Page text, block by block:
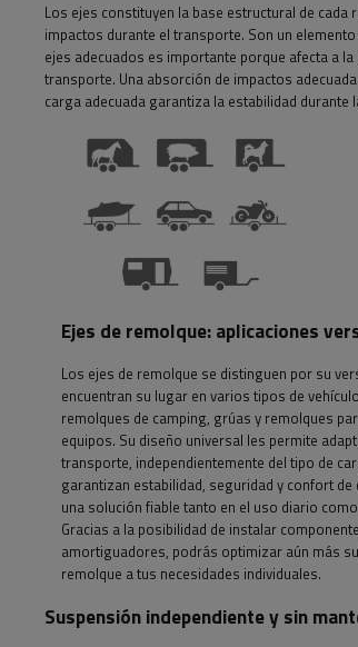
Los ejes constituyen la base estructural de
impactos durante el transporte. Son un
ejes adecuados es importante porque afecta a
transporte. Una absorción de impactos
carga adecuada garantiza la estabilidad
Ejes de remolque: aplicaciones
Los ejes de remolque se distinguen por su
encuentran su lugar en varios tipos de
remolques de camping, grúas y remolques
equipos. Su diseño universal les permite
transporte, independientemente del tipo de
garantizan estabilidad, seguridad y confort
una solución fiable tanto en el uso diario
Gracias a la posibilidad de instalar
amortiguadores, podrás optimizar aún más
remolque a tus necesidades individuales.
Suspensión independiente y sin